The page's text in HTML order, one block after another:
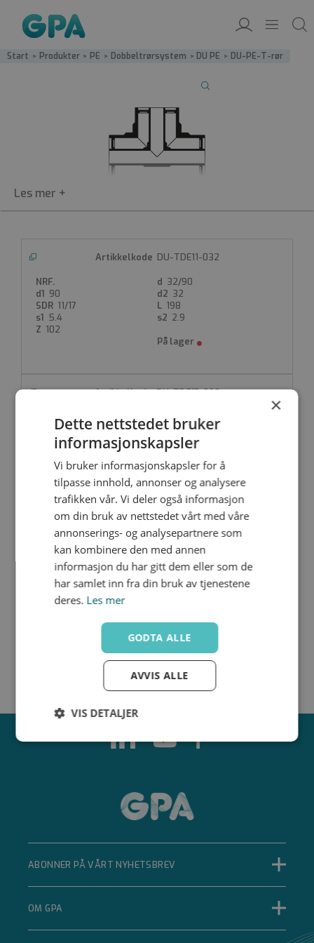
Start / Produkter / PE / Dobbeltrør­system / DU PE / DU-PE-T-rør
DU-TDE
T-rør
For simultan sveising
Produktdatablad
DU-TDE11-032
32/90
90
32
11/17
198
5.4
2.9
102
DU-TDE17-090
90/160
160
90
17/33
270
73
DU-TDE17-110
110/200
200
110
341
6.2
6.6
170
ABONNER PÅ VÅRT NYHETSBREV
OM GPA
×
Dette nettstedet bruker
informasjonskapsler
Vi bruker informasjonskapsler for å
tilpasse innhold, annonser og analysere
trafikken vår. Vi deler også informasjon
om din bruk av nettstedet vårt med våre
annonserings- og analysepartnere som
kan kombinere den med annen
informasjon du har gitt dem eller som de
har samlet inn fra din bruk av tjenestene
deres. Les mer
GODTA ALLE
AVVIS ALLE
VIS DETALJER
Strengt
Ytelse Målretting
Funksjonalitet Ugradert